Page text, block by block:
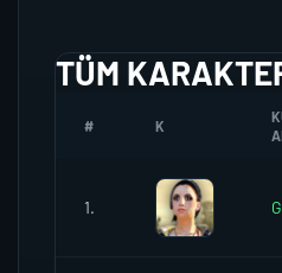
TÜM
# K
1.